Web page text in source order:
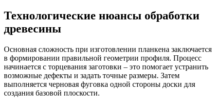
Технологические нюансы обработки
древесины
Основная сложность при изготовлении планкена заключается
в формировании правильной геометрии профиля. Процесс
начинается с торцевания заготовки – это помогает устранить
возможные дефекты и задать точные размеры. Затем
выполняется черновая фуговка одной стороны доски для
создания базовой плоскости.